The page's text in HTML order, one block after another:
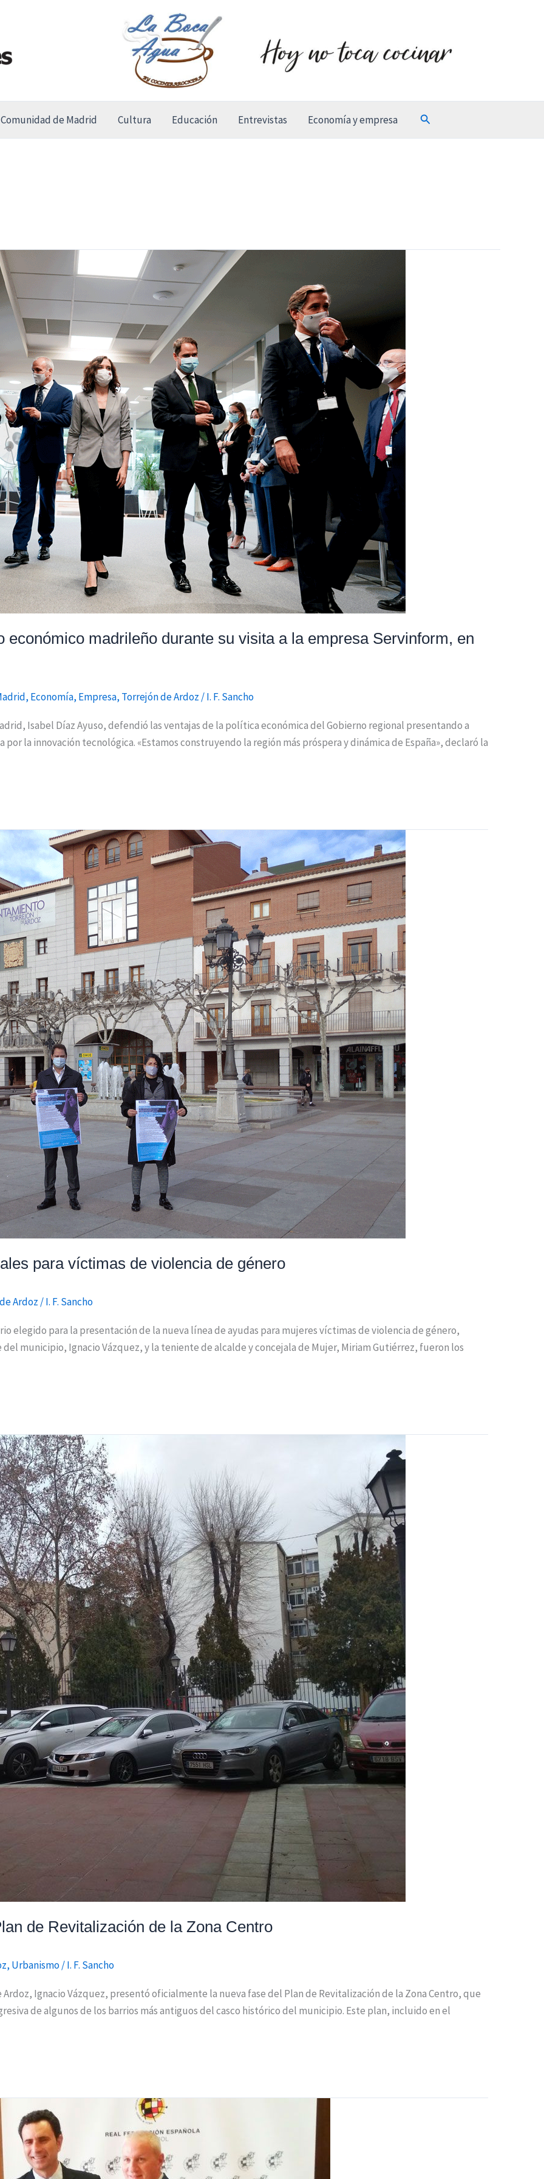
Comunidad de Madrid Cultura Educación Entrevistas Economía y empresa Buscar
económico madrileño durante su visita a la empresa Servinform, en
, Economía, Empresa, Torrejón de Ardoz /I. F. Sancho
Isabel Díaz Ayuso, defendió las ventajas de la política económica del Gobierno regional presentando a
la innovación tecnológica. «Estamos construyendo la región más próspera y dinámica de España», declaró la
para víctimas de violencia de género
Ardoz /I. F. Sancho
elegido para la presentación de la nueva línea de ayudas para mujeres víctimas de violencia de género,
municipio, Ignacio Vázquez, y la teniente de alcalde y concejala de Mujer, Miriam Gutiérrez, fueron los
de Revitalización de la Zona Centro
, Urbanismo/I. F. Sancho
Ignacio Vázquez, presentó oficialmente la nueva fase del Plan de Revitalización de la Zona Centro, que
de algunos de los barrios más antiguos del casco histórico del municipio. Este plan, incluido en el